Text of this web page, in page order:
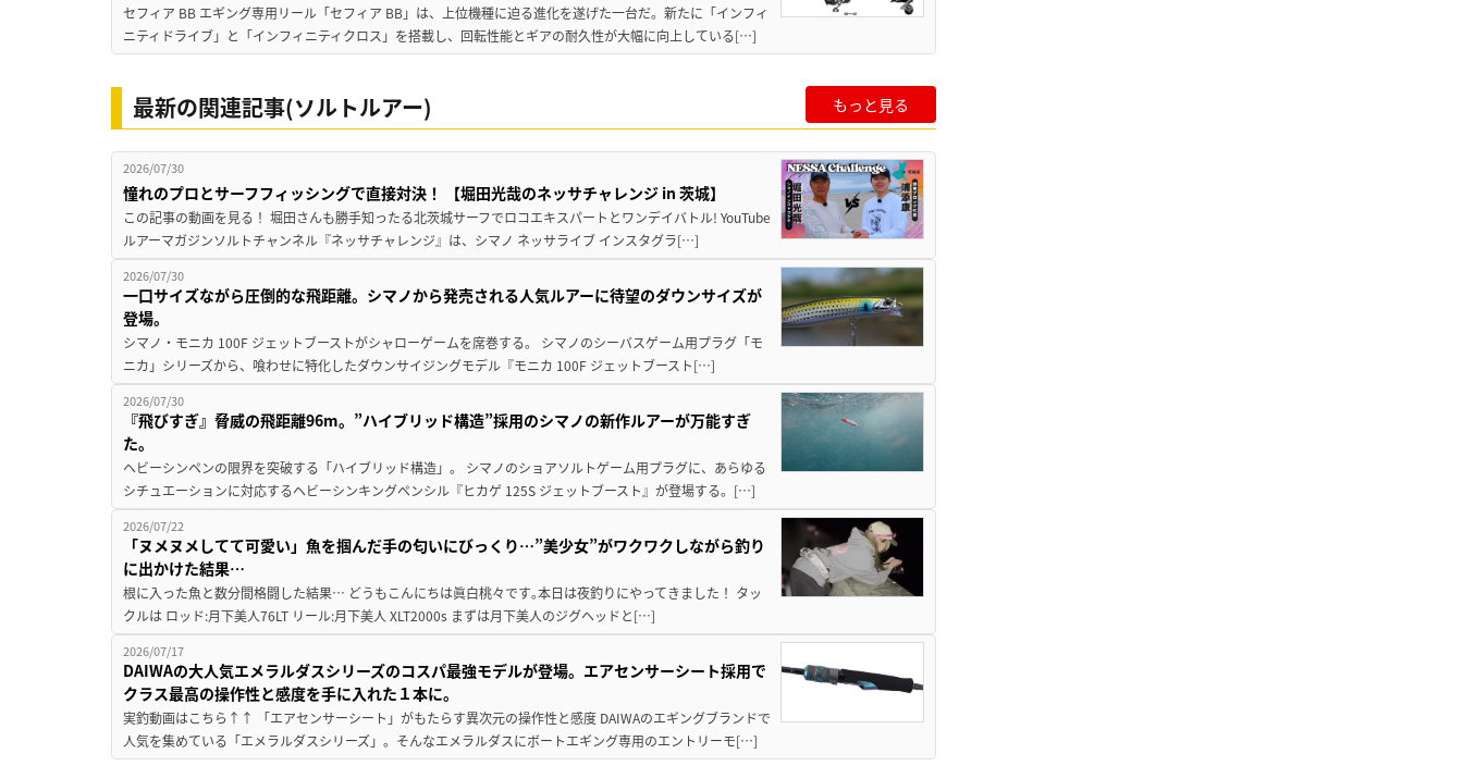
セフィア BB エギング専用リール「セフィア BB」は、上位機種に迫る進化を遂げた一台だ。新たに「インフィ
ニティドライブ」と「インフィニティクロス」を搭載し、回転性能とギアの耐久性が大幅に向上している[…]
最新の関連記事(ソルトルアー) もっと見る
2026/07/30
憧れのプロとサーフフィッシングで直接対決！ 【堀田光哉のネッサチャレンジ in 茨城】
この記事の動画を見る！ 堀田さんも勝手知ったる北茨城サーフでロコエキスパートとワンデイバトル! YouTube
ルアーマガジンソルトチャンネル『ネッサチャレンジ』は、シマノ ネッサライブ インスタグラ[…]
2026/07/30
一口サイズながら圧倒的な飛距離。シマノから発売される人気ルアーに待望のダウンサイズが
登場。
シマノ・モニカ 100F ジェットブーストがシャローゲームを席巻する。 シマノのシーバスゲーム用プラグ「モ
ニカ」シリーズから、喰わせに特化したダウンサイジングモデル『モニカ 100F ジェットブースト[…]
2026/07/30
『飛びすぎ』脅威の飛距離96m。”ハイブリッド構造”採用のシマノの新作ルアーが万能すぎ
た。
ヘビーシンペンの限界を突破する「ハイブリッド構造」。 シマノのショアソルトゲーム用プラグに、あらゆる
シチュエーションに対応するヘビーシンキングペンシル『ヒカゲ 125S ジェットブースト』が登場する。[…]
2026/07/22
「ヌメヌメしてて可愛い」魚を掴んだ手の匂いにびっくり…”美少女”がワクワクしながら釣り
に出かけた結果…
根に入った魚と数分間格闘した結果… どうもこんにちは眞白桃々です｡本日は夜釣りにやってきました！ タッ
クルは ロッド:月下美人76LT リール:月下美人 XLT2000s まずは月下美人のジグヘッドと[…]
2026/07/17
DAIWAの大人気エメラルダスシリーズのコスパ最強モデルが登場。エアセンサーシート採用で
クラス最高の操作性と感度を手に入れた１本に。
実釣動画はこちら↑↑ 「エアセンサーシート」がもたらす異次元の操作性と感度 DAIWAのエギングブランドで
人気を集めている「エメラルダスシリーズ」。そんなエメラルダスにボートエギング専用のエントリーモ[…]